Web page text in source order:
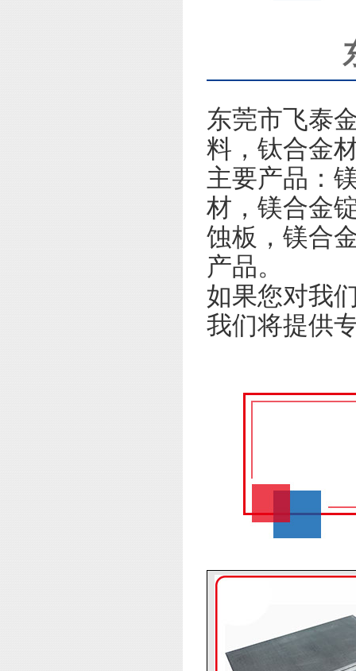
东莞市飞泰
料，钛合金
主要产品：
材，镁合金
蚀板，镁合
产品。
如果您对我
我们将提供